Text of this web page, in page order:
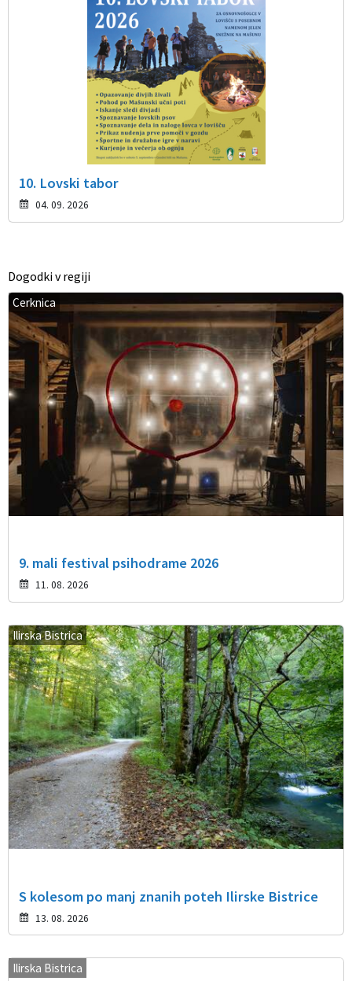
10. Lovski tabor
04. 09. 2026
Dogodki v regiji
Cerknica
9. mali festival psihodrame 2026
11. 08. 2026
Ilirska Bistrica
S kolesom po manj znanih poteh Ilirske Bistrice
13. 08. 2026
Ilirska Bistrica